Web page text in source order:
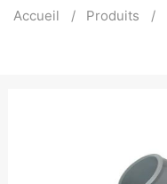
Accueil Produits